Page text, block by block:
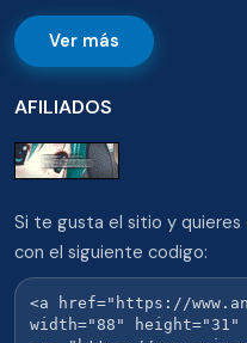
Ver más
AFILIADOS
Si te gusta el sitio y quieres
con el siguiente codigo: